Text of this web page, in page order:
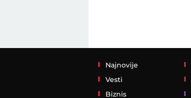
Najnovije
Vesti
Biznis